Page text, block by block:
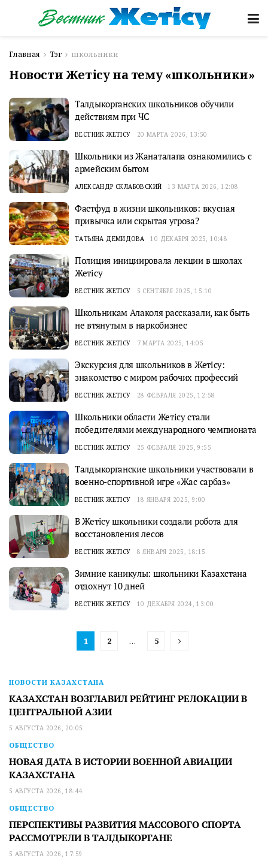
Главная Тэг школьники
Новости Жетісу на тему «школьники»
Талдыкорганских школьников обучили
действиям при ЧС
ВЕСТНИК ЖЕТІСУ 20 МАРТА 2026, 13:50
Школьники из Жанаталапа ознакомились с
армейским бытом
АЛЕКСАНДР СКЛАБОВСКИЙ 13 МАРТА 2026, 12:08
Фастфуд в жизни школьников: вкусная
привычка или скрытая угроза?
ТАТЬЯНА ДЕМИДОВА 10 ДЕКАБРЯ 2025, 10:48
Полиция инициировала лекции в школах
Жетiсу
ВЕСТНИК ЖЕТІСУ 5 СЕНТЯБРЯ 2025, 15:10
Школьникам Алаколя рассказали, как быть
не втянутым в наркобизнес
ВЕСТНИК ЖЕТІСУ 7 МАРТА 2025, 14:05
Экскурсия для школьников в Жетісу:
знакомство с миром рабочих профессий
ВЕСТНИК ЖЕТІСУ 28 ФЕВРАЛЯ 2025, 12:58
Школьники области Жетісу стали
победителями международного чемпионата
ВЕСТНИК ЖЕТІСУ 25 ФЕВРАЛЯ 2025, 9:55
Талдыкорганские школьники участвовали в
военно-спортивной игре «Жас сарбаз»
ВЕСТНИК ЖЕТІСУ 18 ЯНВАРЯ 2025, 9:00
В Жетісу школьники создали робота для
восстановления лесов
ВЕСТНИК ЖЕТІСУ 8 ЯНВАРЯ 2025, 18:15
Зимние каникулы: школьники Казахстана
отдохнут 10 дней
ВЕСТНИК ЖЕТІСУ 10 ДЕКАБРЯ 2024, 13:00
1 2 … 5
НОВОСТИ КАЗАХСТАНА
КАЗАХСТАН ВОЗГЛАВИЛ РЕЙТИНГ РЕЛОКАЦИИ В
ЦЕНТРАЛЬНОЙ АЗИИ
5 АВГУСТА 2026, 20:05
ОБЩЕСТВО
НОВАЯ ДАТА В ИСТОРИИ ВОЕННОЙ АВИАЦИИ
КАЗАХСТАНА
5 АВГУСТА 2026, 18:44
ОБЩЕСТВО
ПЕРСПЕКТИВЫ РАЗВИТИЯ МАССОВОГО СПОРТА
РАССМОТРЕЛИ В ТАЛДЫКОРГАНЕ
5 АВГУСТА 2026, 17:59